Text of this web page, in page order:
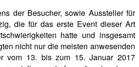
der Besucher, sowie Aussteller für
die für das erste Event dieser Art
hatte und insgesamt
nicht nur die meisten anwesenden
vom 13. bis zum 15. Januar 2017